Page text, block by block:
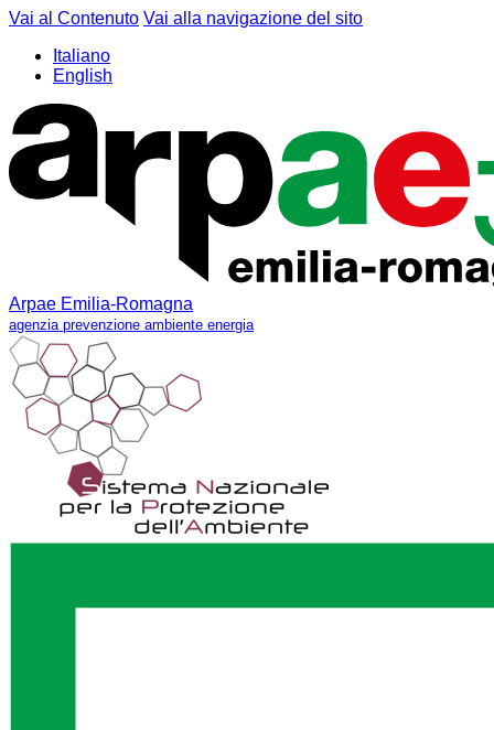
Vai al Contenuto Vai alla navigazione del sito
Italiano
English
Arpae Emilia-Romagna
agenzia prevenzione ambiente energia